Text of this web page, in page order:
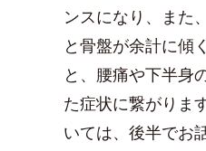
ンスになり、また
と骨盤が余計に傾
と、腰痛や下半身
た症状に繋がりま
いては、後半でお